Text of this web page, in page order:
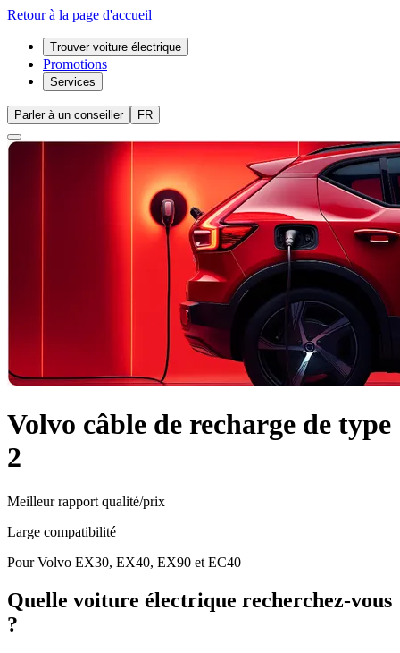
Retour à la page d'accueil
Trouver voiture électrique
Promotions
Services
Parler à un conseiller FR
Volvo câble de recharge de type
2
Meilleur rapport qualité/prix
Large compatibilité
Pour Volvo EX30, EX40, EX90 et EC40
Quelle voiture électrique recherchez-vous
?